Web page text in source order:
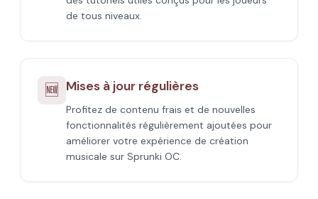
de tous niveaux.
🆕 Mises à jour régulières
Profitez de contenu frais et de nouvelles
fonctionnalités régulièrement ajoutées pour
améliorer votre expérience de création
musicale sur Sprunki OC.